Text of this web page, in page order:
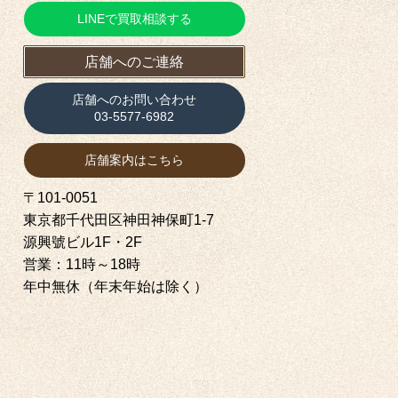
LINEで買取相談する
店舗へのご連絡
店舗へのお問い合わせ
03-5577-6982
店舗案内はこちら
〒101-0051
東京都千代田区神田神保町1‐7
源興號ビル1F・2F
営業：11時～18時
年中無休（年末年始は除く）